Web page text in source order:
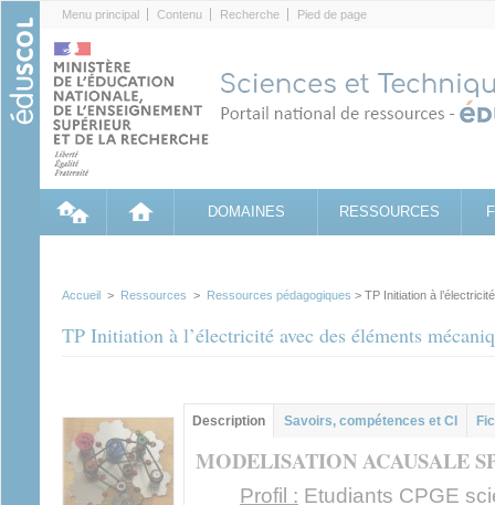
Menu principal Contenu Recherche Pied de page
DOMAINES RESSOURCES
Accueil > Ressources > Ressources pédagogiques > TP Initiation à
TP Initiation à l’électricité avec des éléments
Contenu principal
Description (onglet
actif)
Savoirs, compétences et CI
MODELISATION ACAUSALE
Profil : Etudiants CPGE